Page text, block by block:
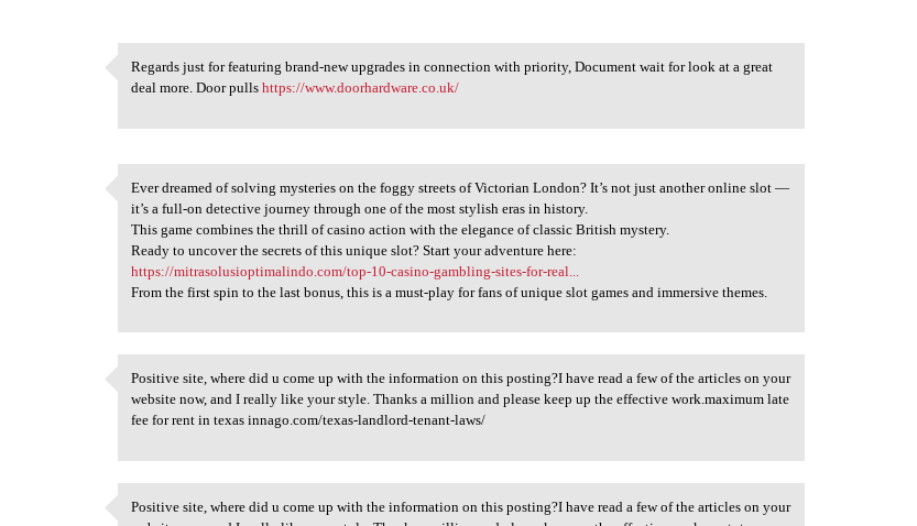
Regards just for featuring
Regards just for featuring brand-new upgrades in connection with priority, Document wait for look at a great
deal more. Door pullshttps://www.doorhardware.co.uk/
Ever dreamed of solving
Ever dreamed of solving mysteries on the foggy streets of Victorian London? It’s not just another online slot —
it’s a full-on detective journey through one of the most stylish eras in history.
This game combines the thrill of casino action with the elegance of classic British mystery.
Ready to uncover the secrets of this unique slot? Start your adventure here:
https://mitrasolusioptimalindo.com/top-10-casino-gambling-sites-for-real...
From the first spin to the last bonus, this is a must-play for fans of unique slot games and immersive themes.
Positive site, where did u
Positive site, where did u come up with the information on this posting?I have read a few of the articles on your
website now, and I really like your style. Thanks a million and please keep up the effective work.maximum late
fee for rent in texas innago.com/texas-landlord-tenant-laws/
Positive site, where did u come up with the information on this posting?I have read a few of the articles on your